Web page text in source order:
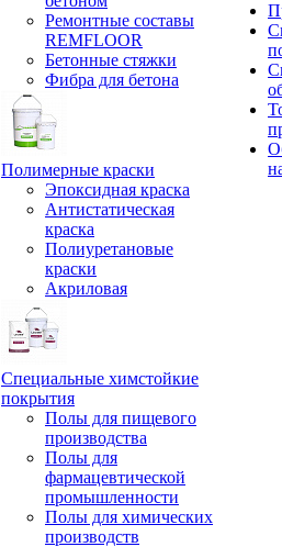
Ремонтные составы
REMFLOOR
Бетонные стяжки
Фибра для бетона
Полимерные краски
Эпоксидная краска
Антистатическая
краска
Полиуретановые
краски
Акриловая
Специальные химстойкие
покрытия
Полы для пищевого
производства
Полы для
фармацевтической
промышленности
Полы для химических
производств